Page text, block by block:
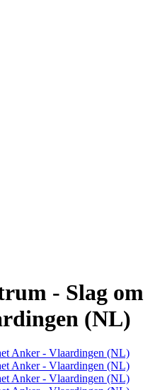
- Slag om
(NL)